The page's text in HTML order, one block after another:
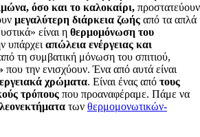
όσο και το καλοκαίρι, προστατεύουν
μεγαλύτερη διάρκεια ζωής από τα απλά
είναι η θερμομόνωση του
υπάρχειαπώλεια ενέργειας και
τη συμβατική μόνωση του σπιτιού,
που την ενισχύουν. Ένα από αυτά είναι
χρώματα. Είναι ένας από τους
τρόπους που προαναφέραμε. Πάμε να
των θερμομονωτικών-